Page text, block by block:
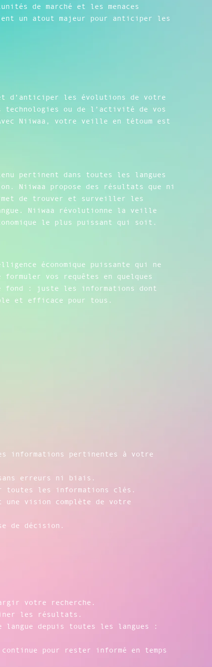
de marché et les menaces
un atout majeur pour anticiper les
d’anticiper les évolutions de votre
technologies ou de l’activité de vos
Niiwaa, votre veille en tétoum est
pertinent dans toutes les langues
Niiwaa propose des résultats que ni
de trouver et surveiller les
Niiwaa révolutionne la veille
le plus puissant qui soit.
économique puissante qui ne
vos requêtes en quelques
fond : juste les informations dont
et efficace pour tous.
informations pertinentes à votre
erreurs ni biais.
toutes les informations clés.
vision complète de votre
de décision.
votre recherche.
les résultats.
depuis toutes les langues :
pour rester informé en temps